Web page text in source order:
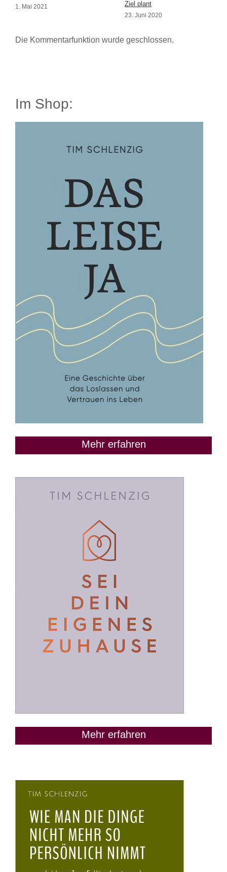
1. Mai 2021 Ziel plant
23. Juni 2020
Die Kommentarfunktion wurde geschlossen.
Im Shop:
Mehr erfahren
Mehr erfahren